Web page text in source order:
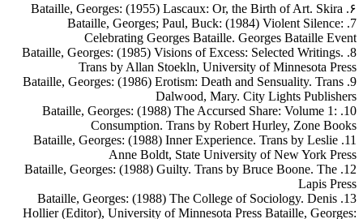
۶. Bataille, Georges: (1955) Lascaux: Or, the Birth of Art. Skira
7. Bataille, Georges; Paul, Buck: (1984) Violent Silence:
Celebrating Georges Bataille. Georges Bataille Event
8. Bataille, Georges: (1985) Visions of Excess: Selected Writings.
Trans by Allan Stoekln, University of Minnesota Press
9. Bataille, Georges: (1986) Erotism: Death and Sensuality. Trans
Dalwood, Mary. City Lights Publishers
10. Bataille, Georges: (1988) The Accursed Share: Volume 1:
Consumption. Trans by Robert Hurley, Zone Books
11. Bataille, Georges: (1988) Inner Experience. Trans by Leslie
Anne Boldt, State University of New York Press
12. Bataille, Georges: (1988) Guilty. Trans by Bruce Boone. The
Lapis Press
13. Bataille, Georges: (1988) The College of Sociology. Denis
Hollier (Editor), University of Minnesota Press Bataille, Georges: